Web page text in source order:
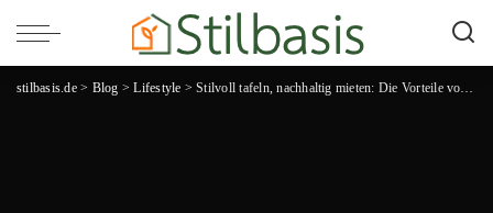
stilbasis.de> Blog >Lifestyle >Stilvoll tafeln, nachhaltig mieten: Die Vorteile von Geschirrverleih